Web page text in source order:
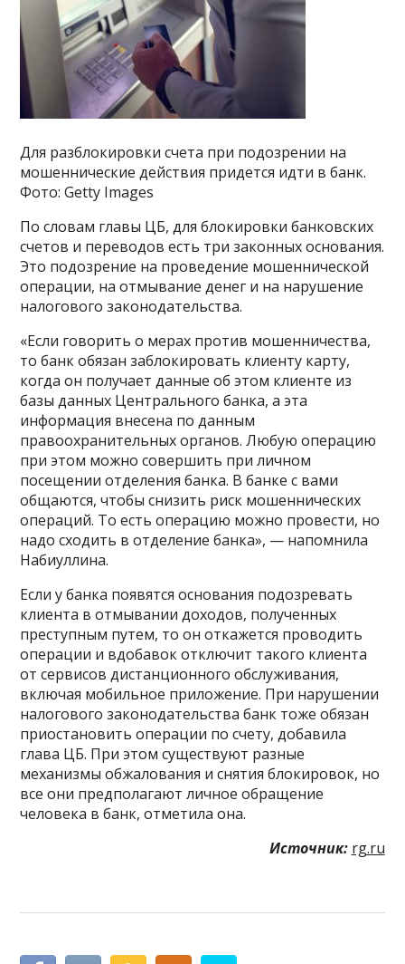
Для разблокировки счета при подозрении на
мошеннические действия придется идти в банк.
Фото: Getty Images
По словам главы ЦБ, для блокировки банковских
счетов и переводов есть три законных основания.
Это подозрение на проведение мошеннической
операции, на отмывание денег и на нарушение
налогового законодательства.
«Если говорить о мерах против мошенничества,
то банк обязан заблокировать клиенту карту,
когда он получает данные об этом клиенте из
базы данных Центрального банка, а эта
информация внесена по данным
правоохранительных органов. Любую операцию
при этом можно совершить при личном
посещении отделения банка. В банке с вами
общаются, чтобы снизить риск мошеннических
операций. То есть операцию можно провести, но
надо сходить в отделение банка», — напомнила
Набиуллина.
Если у банка появятся основания подозревать
клиента в отмывании доходов, полученных
преступным путем, то он откажется проводить
операции и вдобавок отключит такого клиента
от сервисов дистанционного обслуживания,
включая мобильное приложение. При нарушении
налогового законодательства банк тоже обязан
приостановить операции по счету, добавила
глава ЦБ. При этом существуют разные
механизмы обжалования и снятия блокировок, но
все они предполагают личное обращение
человека в банк, отметила она.
Источник: rg.ru